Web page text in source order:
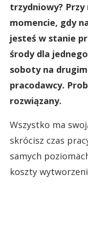
trzydniowy?
momencie, gdy
jesteś w stanie
środy dla
soboty na
pracodawcy.
rozwiązany.
Wszystko ma
skrócisz czas
samych
koszty